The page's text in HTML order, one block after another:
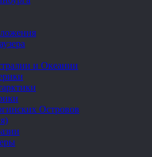
и Океании
Островов